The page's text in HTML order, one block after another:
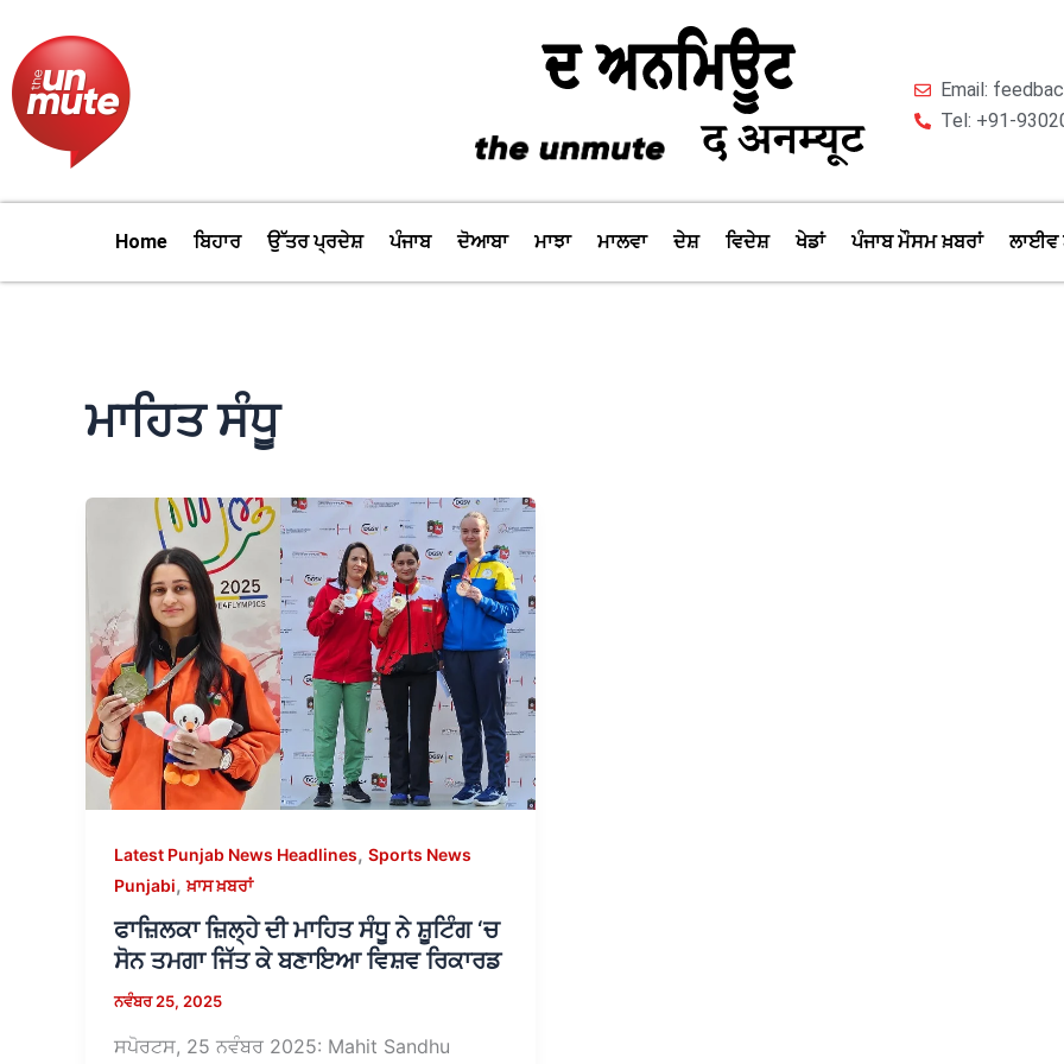
content
Email:
Tel: +91-
Home ਬਿਹਾਰ ਉੱਤਰ ਪ੍ਰਦੇਸ਼ ਪੰਜਾਬ ਦੋਆਬਾ ਮਾਝਾ ਮਾਲਵਾ ਦੇਸ਼ ਵਿਦੇਸ਼ ਖੇਡਾਂ ਪੰਜਾਬ ਮੌਸਮ ਖ਼ਬਰਾਂ ਲਾਈਵ
ਮਾਹਿਤ ਸੰਧੂ
Latest Punjab News Headlines, Sports News
Punjabi,ਖ਼ਾਸ ਖ਼ਬਰਾਂ
ਫਾਜ਼ਿਲਕਾ ਜ਼ਿਲ੍ਹੇ ਦੀ ਮਾਹਿਤ ਸੰਧੂ ਨੇ ਸ਼ੂਟਿੰਗ ‘ਚ
ਸੋਨ ਤਮਗਾ ਜਿੱਤ ਕੇ ਬਣਾਇਆ ਵਿਸ਼ਵ ਰਿਕਾਰਡ
ਨਵੰਬਰ 25, 2025
ਸਪੋਰਟਸ, 25 ਨਵੰਬਰ 2025: Mahit Sandhu